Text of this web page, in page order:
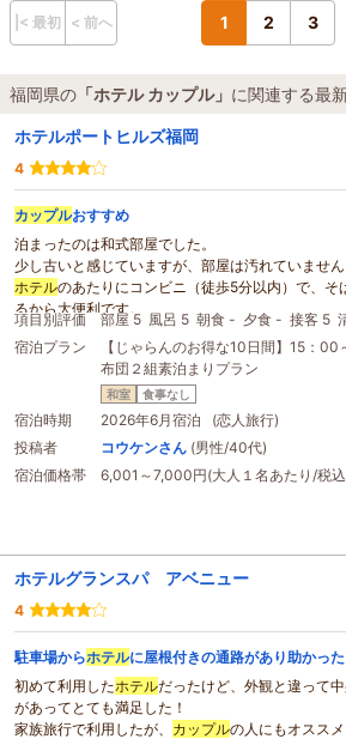
|< 最初 < 前へ 1 2 3
福岡県の 「ホテル カップル」 に関連する最
ホテルポートヒルズ福岡
4
カップルおすすめ
泊まったのは和式部屋でした。
少し古いと感じていますが、部屋は汚れていません
ホテルのあたりにコンビニ（徒歩5分以内）で、そ
るから大便利です。
項目別評価 部屋 5 風呂 5 朝食 - 夕食 - 接客 5
宿泊プラン
【じゃらんのお得な10日間】15：00
布団２組素泊まりプラン
和室 食事なし
宿泊時期
2026年6月宿泊 (恋人旅行)
投稿者
コウケンさん (男性/40代)
宿泊価格帯
6,001～7,000円(大人１名あたり/税
ホテルグランスパ アベニュー
4
駐車場からホテルに屋根付きの通路があり助かっ
初めて利用したホテルだったけど、外観と違って
があってとても満足した！
家族旅行で利用したが、 カップルの人にもオススメ